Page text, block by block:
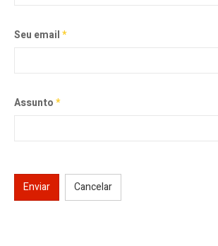
Seu email*
Assunto*
Enviar Cancelar